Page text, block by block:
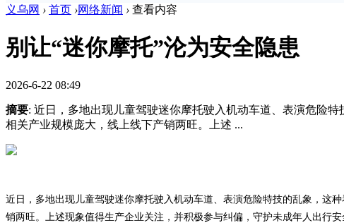
义乌网 › 首页 ›网络新闻 › 查看内容
别让“迷你摩托”沦为安全隐患
2026-6-22 08:49
摘要: 近日，多地出现儿童驾驶迷你摩托驶入机动车道、表演危险
相关产业规模庞大，线上线下产销两旺。上述 ...
近日，多地出现儿童驾驶迷你摩托驶入机动车道、表演危险特技的乱象，这
销两旺。上述现象值得生产企业关注，并积极参与纠偏，守护未成年人出行安